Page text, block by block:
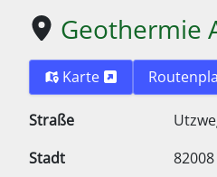
Geothermie
Karte
Straße
Stadt